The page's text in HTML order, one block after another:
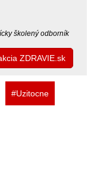
školený odborník
ZDRAVIE.sk
#Uzitocne